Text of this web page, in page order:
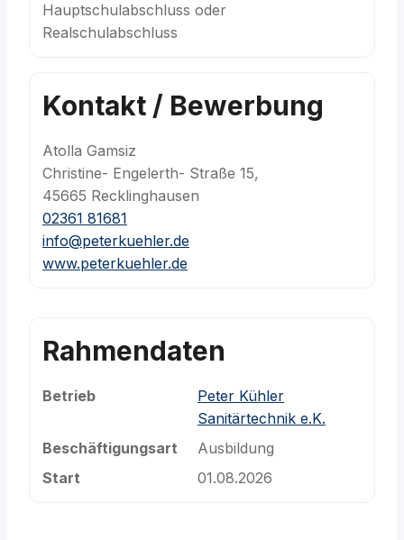
Hauptschulabschluss oder
Realschulabschluss
Kontakt / Bewerbung
Atolla Gamsiz
Christine- Engelerth- Straße 15,
45665 Recklinghausen
02361 81681
info@peterkuehler.de
www.peterkuehler.de
Rahmendaten
Betrieb
Peter Kühler
Sanitärtechnik e.K.
Beschäftigungsart
Ausbildung
Start
01.08.2026